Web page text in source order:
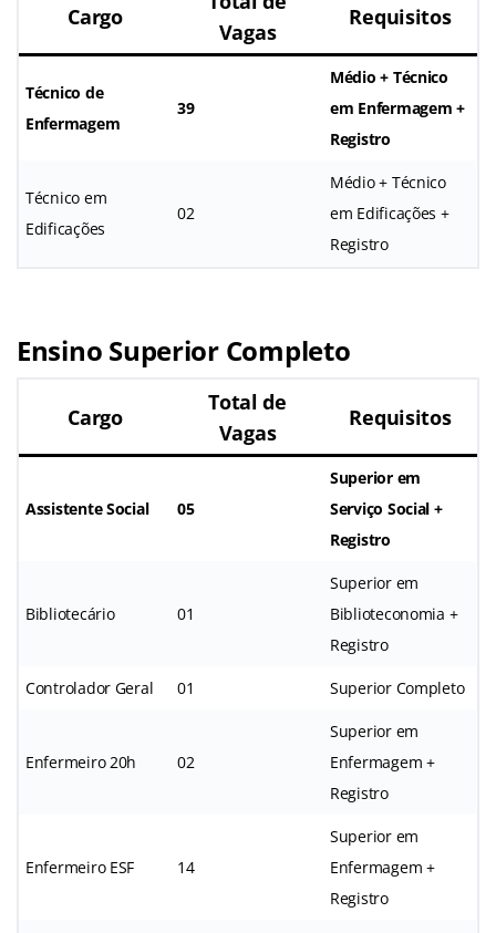
Cargo
Vagas
Requisitos
Técnico de
Enfermagem
39
Médio + Técnico
em Enfermagem +
Registro
Técnico em
Edificações
02
Médio + Técnico
em Edificações +
Registro
Ensino Superior Completo
Cargo
Total de
Vagas
Requisitos
Assistente Social 05
Superior em
Serviço Social +
Registro
Bibliotecário 01
Superior em
Biblioteconomia +
Registro
Controlador Geral 01 Superior Completo
Enfermeiro 20h 02
Superior em
Enfermagem +
Registro
Enfermeiro ESF 14
Superior em
Enfermagem +
Registro